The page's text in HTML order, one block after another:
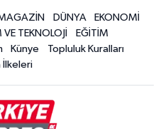
DÜNYA
EKONOMİ
VE TEKNOLOJİ
EĞİTİM
Künye
Topluluk Kuralları
İlkeleri